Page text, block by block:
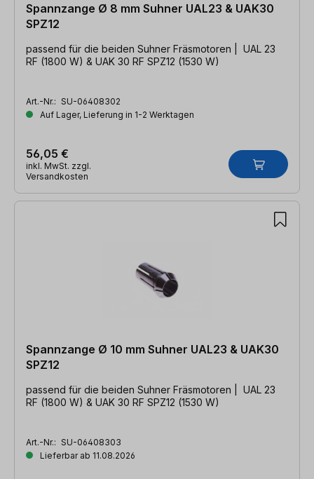
Spannzange Ø 8 mm Suhner UAL23 & UAK30
SPZ12
passend für die beiden Suhner Fräsmotoren | UAL 23
RF (1800 W) & UAK 30 RF SPZ12 (1530 W)
Art.-Nr.: SU-06408302
Auf Lager, Lieferung in 1-2 Werktagen
56,05 €
inkl. MwSt. zzgl.
Versandkosten
Spannzange Ø 10 mm Suhner UAL23 & UAK30
SPZ12
passend für die beiden Suhner Fräsmotoren | UAL 23
RF (1800 W) & UAK 30 RF SPZ12 (1530 W)
Art.-Nr.: SU-06408303
Lieferbar ab 11.08.2026